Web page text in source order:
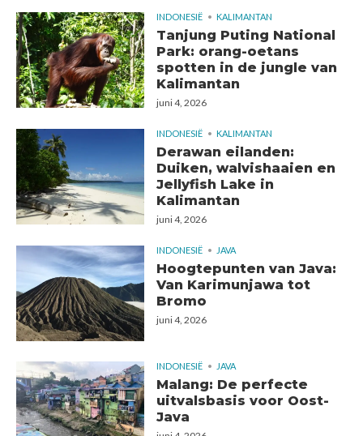
INDONESIË KALIMANTAN
Tanjung Puting National
Park: orang-oetans
spotten in de jungle van
Kalimantan
juni 4, 2026
INDONESIË KALIMANTAN
Derawan eilanden:
Duiken, walvishaaien en
Jellyfish Lake in
Kalimantan
juni 4, 2026
INDONESIË JAVA
Hoogtepunten van Java:
Van Karimunjawa tot
Bromo
juni 4, 2026
INDONESIË JAVA
Malang: De perfecte
uitvalsbasis voor Oost-
Java